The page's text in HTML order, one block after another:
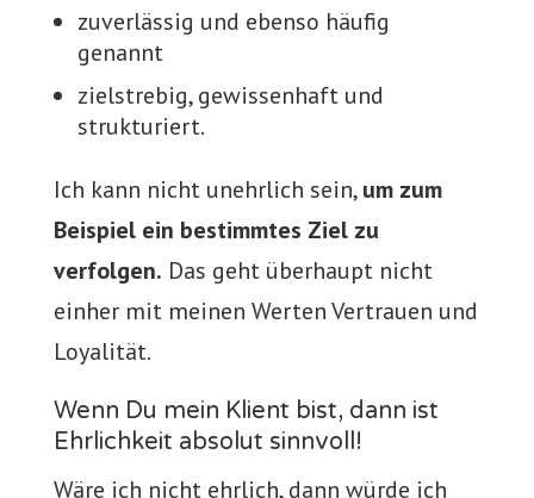
zuverlässig und ebenso häufig
genannt
zielstrebig, gewissenhaft und
strukturiert.
Ich kann nicht unehrlich sein,um zum
Beispiel ein bestimmtes Ziel zu
verfolgen. Das geht überhaupt nicht
einher mit meinen Werten Vertrauen und
Loyalität.
Wenn Du mein Klient bist, dann ist
Ehrlichkeit absolut sinnvoll!
Wäre ich nicht ehrlich, dann würde ich